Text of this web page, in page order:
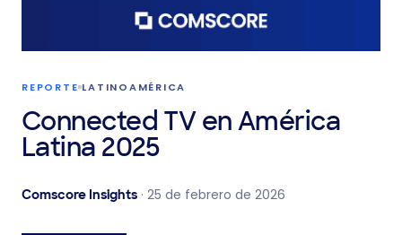
BLOG EUROPA
Unlocking the future of
Cross-Platform